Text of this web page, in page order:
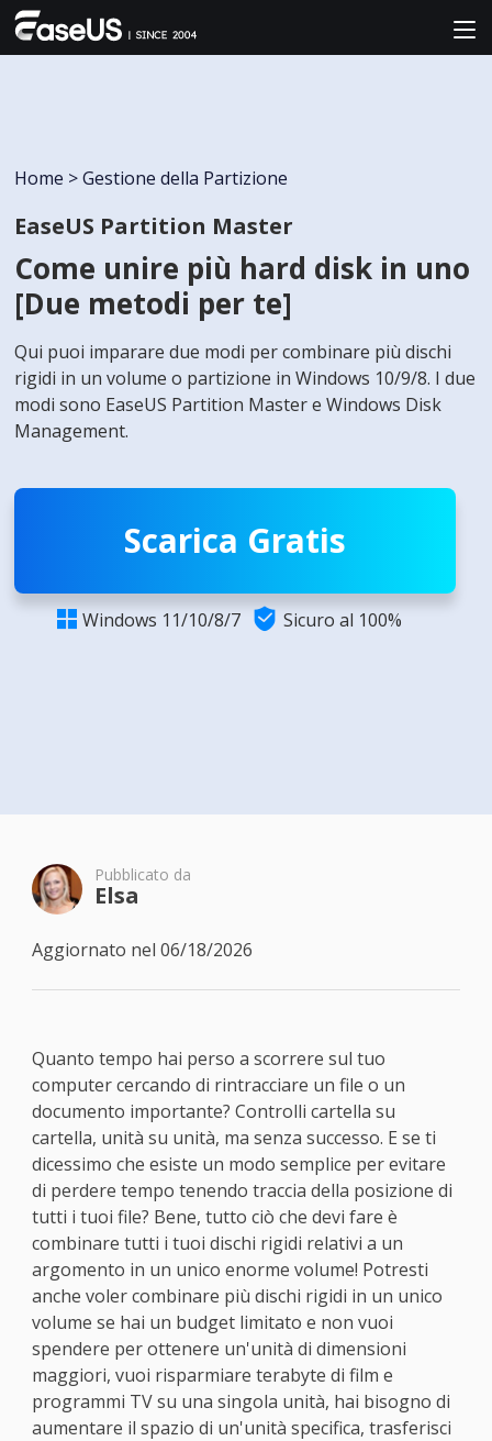
Home > Gestione della Partizione
EaseUS Partition Master
Come unire più hard disk in uno
[Due metodi per te]
Qui puoi imparare due modi per combinare più dischi
rigidi in un volume o partizione in Windows 10/9/8. I due
modi sono EaseUS Partition Master e Windows Disk
Management.
Scarica Gratis
 Windows 11/10/8/7  Sicuro al 100%
Pubblicato da
Elsa
Aggiornato nel 06/18/2026
Quanto tempo hai perso a scorrere sul tuo
computer cercando di rintracciare un file o un
documento importante? Controlli cartella su
cartella, unità su unità, ma senza successo. E se ti
dicessimo che esiste un modo semplice per evitare
di perdere tempo tenendo traccia della posizione di
tutti i tuoi file? Bene, tutto ciò che devi fare è
combinare tutti i tuoi dischi rigidi relativi a un
argomento in un unico enorme volume! Potresti
anche voler combinare più dischi rigidi in un unico
volume se hai un budget limitato e non vuoi
spendere per ottenere un'unità di dimensioni
maggiori, vuoi risparmiare terabyte di film e
programmi TV su una singola unità, hai bisogno di
aumentare il spazio di un'unità specifica, trasferisci